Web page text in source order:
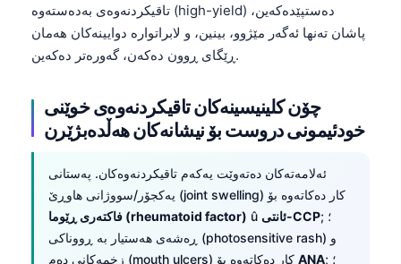
تاقیکردنەوەی بەدەستەوە (high-yield) دەستپێدەکەین،
پاشان تەنها ئەگەر مێژوو، بینین، و لابراتوارە دوایینەکان هەمان
ڕێگای ڕوون دەکەن، گەورەتر دەکەین.
چۆن کلینیسینەکان تاقیکردنەوەی خوێنی
خودئیمونی دروست بۆ نیشانەکان هەڵدەبژێرن
ئەلامەتەکان دەتەوێت یەکەم تاقیکردنەوەکان. پەستانی
یەکجۆر/سووژانی هاوڕێ (joint swelling) کار دەکاتەوە بۆ
فاکتەری ڕێوما (rheumatoid factor) û ئانتی-CCP; ؛
ڕەشەی هەستیار بە ڕووناکی (photosensitive rash) و
ANA; ؛